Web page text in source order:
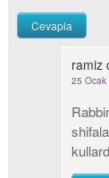
Cevapla
ramiz
25